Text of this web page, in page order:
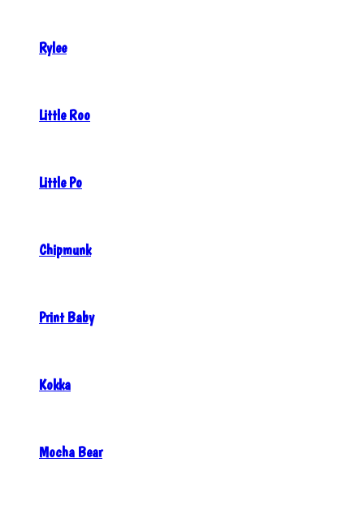
Rylee
Little Roo
Little Po
Chipmunk
Print Baby
Kokka
Mocha Bear